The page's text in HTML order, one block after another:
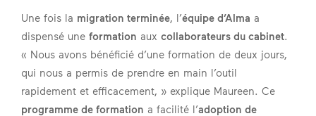
Une fois la migration terminée, l’équipe d’Alma a
dispensé une formation aux collaborateurs du cabinet.
« Nous avons bénéficié d’une formation de deux jours,
qui nous a permis de prendre en main l’outil
rapidement et efficacement, » explique Maureen. Ce
programme de formation a facilité l’adoption de